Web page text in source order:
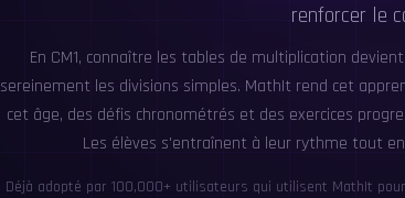
renforcer le
En CM1, connaître les tables de multiplication
sereinement les divisions simples. MathIt rend cet
cet âge, des défis chronométrés et des exercices
Les élèves s'entraînent à leur rythme tout
Déjà adopté par 100,000+ utilisateurs qui utilisent MathIt